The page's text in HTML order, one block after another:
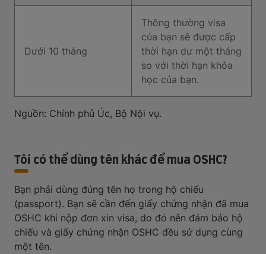
Dưới 10 tháng
Thông thường visa
của bạn sẽ được cấp
thời hạn dư một tháng
so với thời hạn khóa
học của bạn.
Nguồn: Chính phủ Úc, Bộ Nội vụ.
Tôi có thể dùng tên khác để mua OSHC?
Bạn phải dùng đúng tên họ trong hộ chiếu
(passport). Bạn sẽ cần đến giấy chứng nhận đã mua
OSHC khi nộp đơn xin visa, do đó nên đảm bảo hộ
chiếu và giấy chứng nhận OSHC đều sử dụng cùng
một tên.